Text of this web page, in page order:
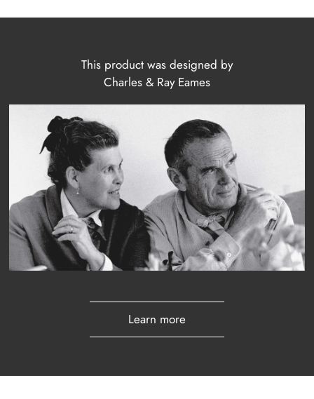
This product was designed by
Charles & Ray Eames
Learn more